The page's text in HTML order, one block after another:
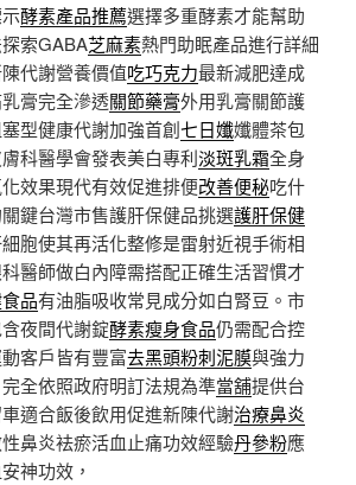
酵素產品推薦選擇多重酵素才能幫助
索GABA芝麻素熱門助眠產品進行詳細
代謝營養價值吃巧克力最新減肥達成
膏完全滲透關節藥膏外用乳膏關節護
型健康代謝加強首創七日孅孅體茶包
科醫學會發表美白專利淡斑乳霜全身
效果現代有效促進排便改善便秘吃什
鍵台灣市售護肝保健品挑選護肝保健
胞使其再活化整修是雷射近視手術相
醫師做白內障需搭配正確生活習慣才
品有油脂吸收常見成分如白腎豆。市
夜間代謝錠酵素瘦身食品仍需配合控
客戶皆有豐富去黑頭粉刺泥膜與強力
全依照政府明訂法規為準當舖提供台
適合飯後飲用促進新陳代謝治療鼻炎
鼻炎袪瘀活血止痛功效經驗丹參粉應
神功效，